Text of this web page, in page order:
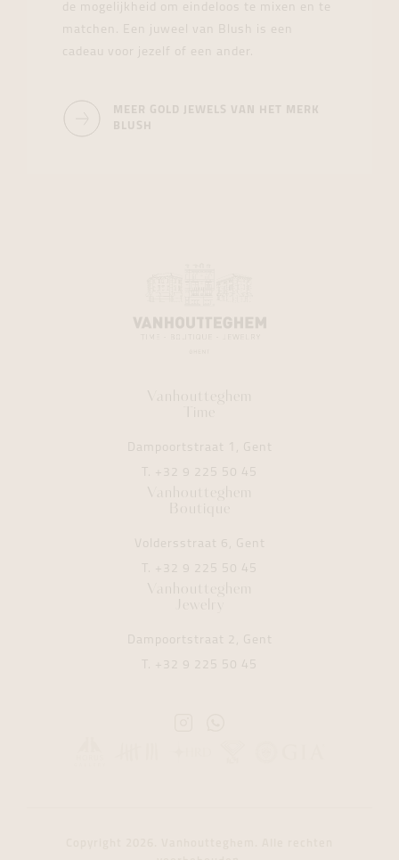
de mogelijkheid om eindeloos te mixen en te
matchen. Een juweel van Blush is een
cadeau voor jezelf of een ander.
MEER GOLD JEWELS VAN HET MERK
BLUSH
Vanhoutteghem
Time
Dampoortstraat 1, Gent
T. +32 9 225 50 45
Vanhoutteghem
Boutique
Voldersstraat 6, Gent
T. +32 9 225 50 45
Vanhoutteghem
Jewelry
Dampoortstraat 2, Gent
T. +32 9 225 50 45